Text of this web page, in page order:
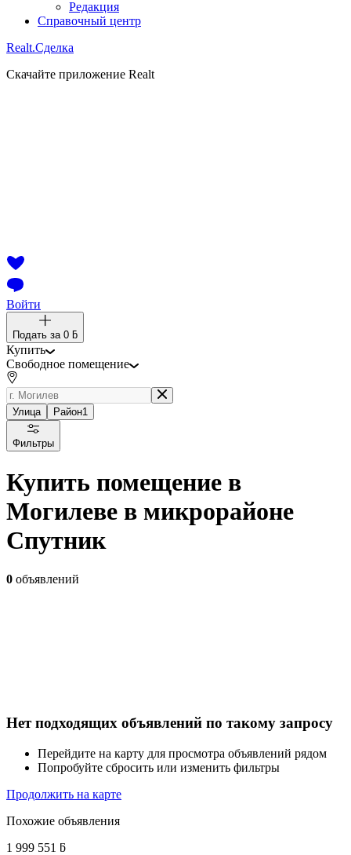
Редакция
Справочный центр
Realt.Сделка
Скачайте приложение Realt
Войти
Подать за 0 ƃ
Купить
Свободное помещение
Улица Район1
Фильтры
Купить помещение в
Могилеве в микрорайоне
Спутник
0 объявлений
Нет подходящих объявлений по такому запросу
Перейдите на карту для просмотра объявлений рядом
Попробуйте сбросить или изменить фильтры
Продолжить на карте
Похожие объявления
1 999 551 ƃ